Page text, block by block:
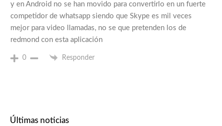
y en Android no se han movido para convertirlo en un fuerte
competidor de whatsapp siendo que Skype es mil veces
mejor para video llamadas, no se que pretenden los de
redmond con esta aplicación
0 Responder
Últimas noticias